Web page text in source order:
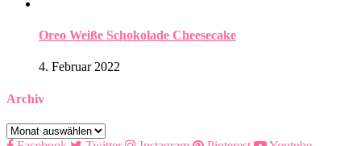
Oreo Weiße Schokolade Cheesecake
4. Februar 2022
Archiv
Archiv